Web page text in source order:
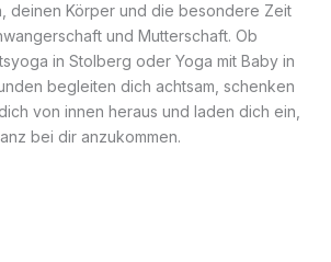
deinen Körper und die besondere Zeit
und Mutterschaft. Ob
in Stolberg oder Yoga mit Baby in
begleiten dich achtsam, schenken
von innen heraus und laden dich ein,
bei dir anzukommen.